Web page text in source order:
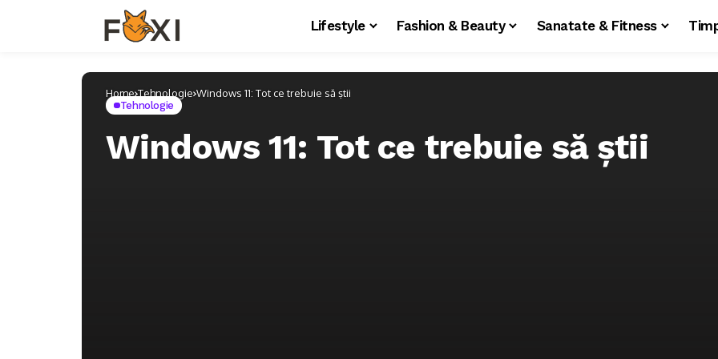
Lifestyle Fashion & Beauty Sanatate & Fitness
Home Tehnologie Windows 11: Tot ce trebuie să știi
Tehnologie
Windows 11: Tot ce trebuie să știi